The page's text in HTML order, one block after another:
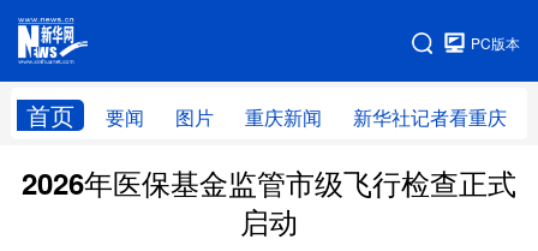
PC版本
首页 要闻 图片 重庆新闻 新华社记者看重庆
网站地图
2026年医保基金监管市级飞行检查正式
启动